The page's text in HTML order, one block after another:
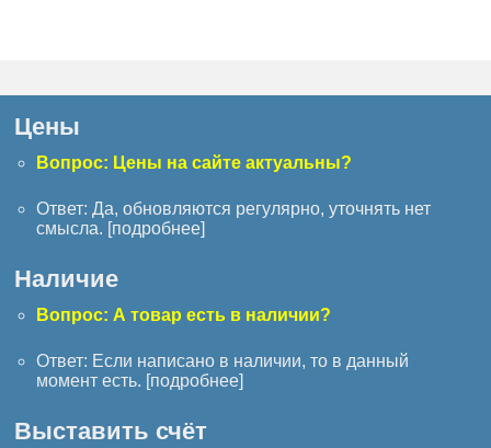
Цены
Вопрос: Цены на сайте актуальны?
Ответ: Да, обновляются регулярно, уточнять нет
смысла. [подробнее]
Наличие
Вопрос: А товар есть в наличии?
Ответ: Если написано в наличии, то в данный
момент есть. [подробнее]
Выставить счёт